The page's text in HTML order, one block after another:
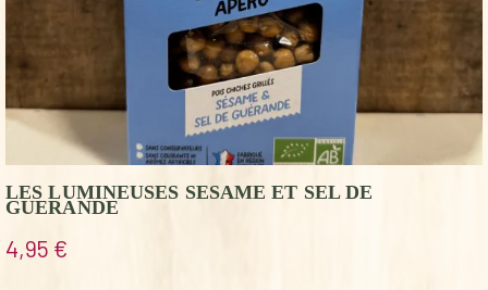
LES LUMINEUSES SESAME ET SEL DE
GUERANDE
4,95 €